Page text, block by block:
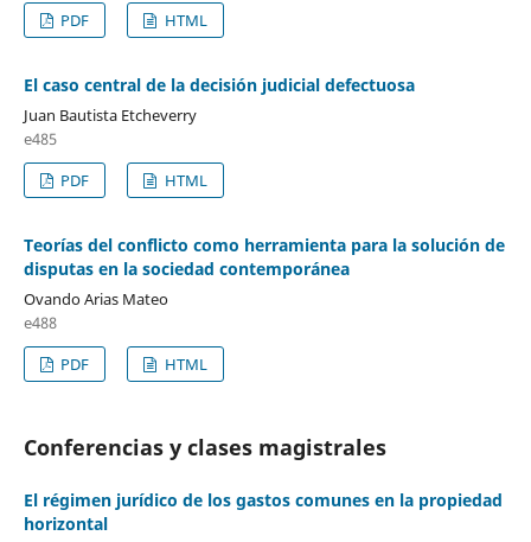
PDF
HTML
El caso central de la decisión judicial defectuosa
Juan Bautista Etcheverry
e485
PDF
HTML
Teorías del conflicto como herramienta para la solución de
disputas en la sociedad contemporánea
Ovando Arias Mateo
e488
PDF
HTML
Conferencias y clases magistrales
El régimen jurídico de los gastos comunes en la propiedad
horizontal